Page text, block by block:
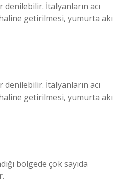
İtalyanların acı
getirilmesi, yumurta akı
İtalyanların acı
getirilmesi, yumurta akı
bölgede çok sayıda